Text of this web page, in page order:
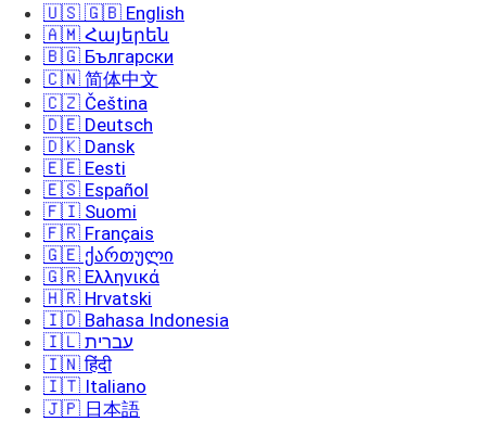
🇺🇸 🇬🇧 English
🇦🇲 Հայերեն
🇧🇬 Български
🇨🇳 简体中文
🇨🇿 Čeština
🇩🇪 Deutsch
🇩🇰 Dansk
🇪🇪 Eesti
🇪🇸 Español
🇫🇮 Suomi
🇫🇷 Français
🇬🇪 ქართული
🇬🇷 Ελληνικά
🇭🇷 Hrvatski
🇮🇩 Bahasa Indonesia
🇮🇱 עברית
🇮🇳 हिंदी
🇮🇹 Italiano
🇯🇵 日本語